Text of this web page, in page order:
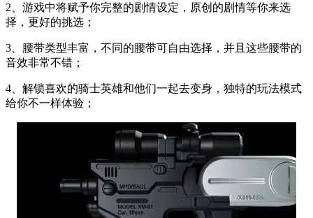
2、游戏中将赋予你完整的剧情设定，原创的剧情等你来选
择，更好的挑选；
3、腰带类型丰富，不同的腰带可自由选择，并且这些腰带的
音效非常不错；
4、解锁喜欢的骑士英雄和他们一起去变身，独特的玩法模式
给你不一样体验；